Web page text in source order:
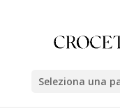
Seleziona una